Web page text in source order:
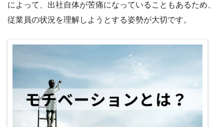
によって、出社自体が苦痛になっていることもあるため、
従業員の状況を理解しようとする姿勢が大切です。